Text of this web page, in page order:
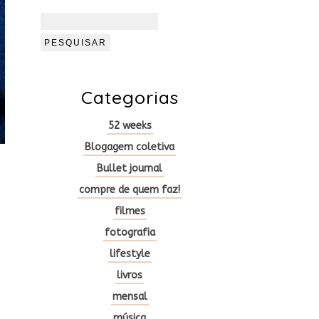
por:
Categorias
52 weeks
Blogagem coletiva
Bullet journal
compre de quem faz!
filmes
fotografia
lifestyle
livros
mensal